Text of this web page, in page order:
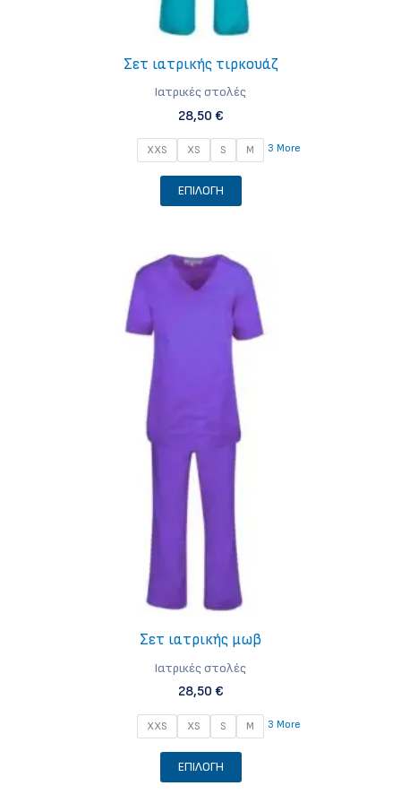
Σετ ιατρικής τιρκουάζ
Iατρικές στολές
28,50 €
XXS XS S M 3 More
ΕΠΙΛΟΓΉ
Αυτό
το
πολλαπλές
παραλλαγές.
Οι
επιλεγούν
στη
Σετ ιατρικής μωβ
Iατρικές στολές
28,50 €
XXS XS S M 3 More
ΕΠΙΛΟΓΉ
Αυτό
το